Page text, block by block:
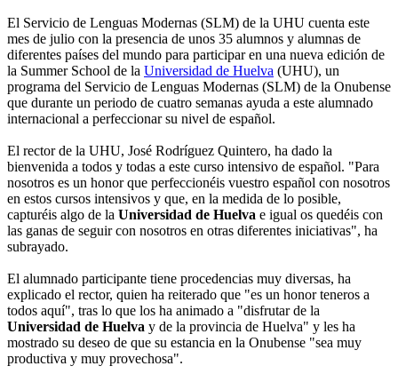
El Servicio de Lenguas Modernas (SLM) de la UHU cuenta este
mes de julio con la presencia de unos 35 alumnos y alumnas de
diferentes países del mundo para participar en una nueva edición de
la Summer School de la Universidad de Huelva (UHU), un
programa del Servicio de Lenguas Modernas (SLM) de la Onubense
que durante un periodo de cuatro semanas ayuda a este alumnado
internacional a perfeccionar su nivel de español.
El rector de la UHU, José Rodríguez Quintero, ha dado la
bienvenida a todos y todas a este curso intensivo de español. "Para
nosotros es un honor que perfeccionéis vuestro español con nosotros
en estos cursos intensivos y que, en la medida de lo posible,
capturéis algo de la Universidad de Huelva e igual os quedéis con
las ganas de seguir con nosotros en otras diferentes iniciativas", ha
subrayado.
El alumnado participante tiene procedencias muy diversas, ha
explicado el rector, quien ha reiterado que "es un honor teneros a
todos aquí", tras lo que los ha animado a "disfrutar de la
Universidad de Huelva y de la provincia de Huelva" y les ha
mostrado su deseo de que su estancia en la Onubense "sea muy
productiva y muy provechosa".